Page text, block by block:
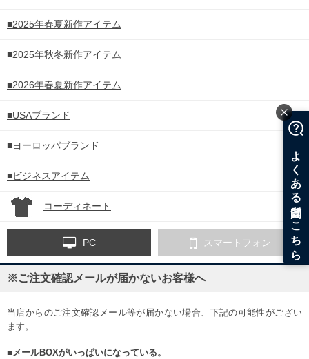
■2025年春夏新作アイテム
■2025年秋冬新作アイテム
■2026年春夏新作アイテム
■USAブランド
■ヨーロッパブランド
■ビジネスアイテム
コーディネート
PC スマートフォン
※ご注文確認メールが届かないお客様へ
当店からのご注文確認メール等が届かない場合、下記の可能性がござい
ます。
■メールBOXがいっぱいになっている。